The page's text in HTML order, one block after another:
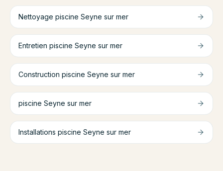
Nettoyage piscine Seyne sur mer
Entretien piscine Seyne sur mer
Construction piscine Seyne sur mer
piscine Seyne sur mer
Installations piscine Seyne sur mer